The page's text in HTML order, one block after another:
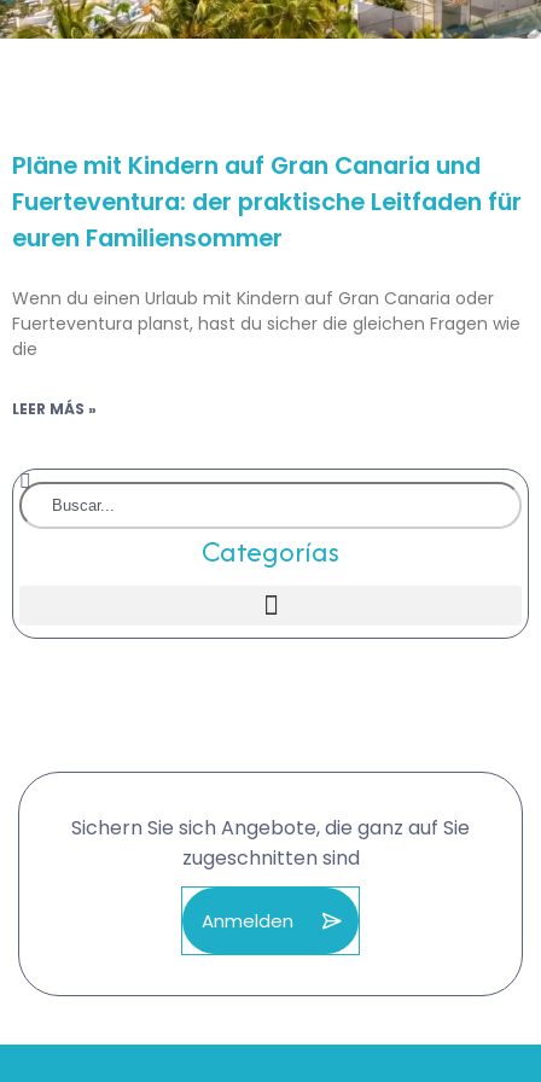
Pläne mit Kindern auf Gran Canaria und
Fuerteventura: der praktische Leitfaden für
euren Familiensommer
Wenn du einen Urlaub mit Kindern auf Gran Canaria oder
Fuerteventura planst, hast du sicher die gleichen Fragen wie
die
LEER MÁS »
Categorías
Sichern Sie sich Angebote, die ganz auf Sie
zugeschnitten sind
Anmelden